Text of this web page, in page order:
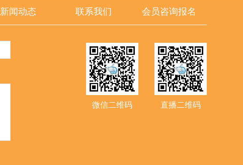
新闻动态 联系我们 会员咨询报名
直播二维码
微信二维码